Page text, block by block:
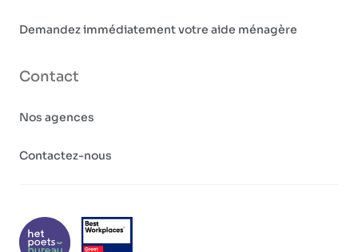
Demandez immédiatement votre aide ménagère
Contact
Nos agences
Contactez-nous